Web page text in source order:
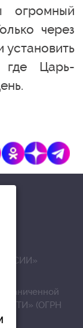
огромный
через
установить
Царь-
(ОГРН